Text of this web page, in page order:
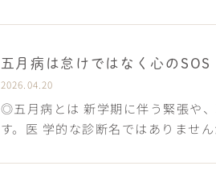
五月病は怠けではなく心のSOS
2026.04.20
◎五月病とは 新学期に伴う緊張や
す。医 学的な診断名ではありませ